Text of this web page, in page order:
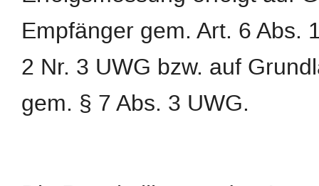
Empfänger gem. Art. 6 Abs.
2 Nr. 3 UWG bzw. auf
gem. § 7 Abs. 3 UWG.